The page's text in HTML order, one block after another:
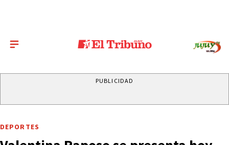
PUBLICIDAD
DEPORTES